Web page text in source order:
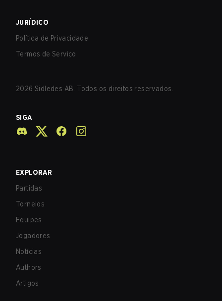
JURÍDICO
Política de Privacidade
Termos de Serviço
2026 Sidledes AB. Todos os direitos reservados.
SIGA
EXPLORAR
Partidas
Torneios
Equipes
Jogadores
Notícias
Authors
Artigos